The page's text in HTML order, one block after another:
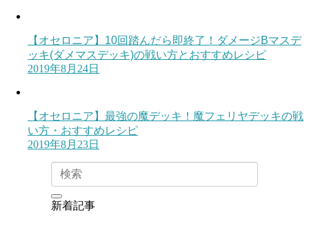
【オセロニア】10回踏んだら即終了！ダメージBマスデ
ッキ(ダメマスデッキ)の戦い方とおすすめレシピ
2019年8月24日
【オセロニア】最強の魔デッキ！魔フェリヤデッキの戦
い方・おすすめレシピ
2019年8月23日
新着記事